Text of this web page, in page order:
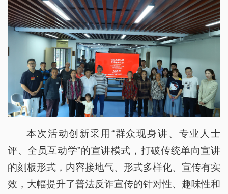
本次活动创新采用“群众现身讲、专业人士
评、全员互动学”的宣讲模式，打破传统单向宣讲
的刻板形式，内容接地气、形式多样化、宣传有实
效，大幅提升了普法反诈宣传的针对性、趣味性和
感染力，有效打通了法治反诈宣传“最后一公里”。
下一步，四屏镇将持续依托新时代文明实践阵
地，聚焦节日文明倡导、移风易俗、志愿服务、平